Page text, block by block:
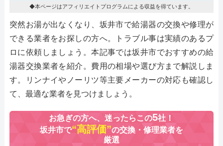
◆本ページはアフィリエイトプログラムによる収益を得ています。
突然お湯が出なくなり、坂井市で給湯器の交換や修理が
できる業者をお探しの方へ。トラブル事は実績のあるプ
ロに依頼しましょう。本記事では坂井市でおすすめの給
湯器交換業者を紹介。費用の相場や選び方まで解説しま
す。リンナイやノーリツ等主要メーカーの対応も確認し
て、最適な業者を見つけましょう。
お急ぎの方へ、迷ったらこの5社！
坂井市で“高評価”の交換・修理業者を
厳選